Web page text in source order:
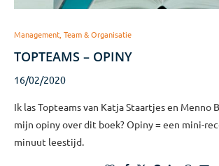
Management, Team & Organisatie
TOPTEAMS – OPINY
16/02/2020
Ik las Topteams van Katja Staartjes en Menno
mijn opiny over dit boek? Opiny = een mini-
minuut leestijd.